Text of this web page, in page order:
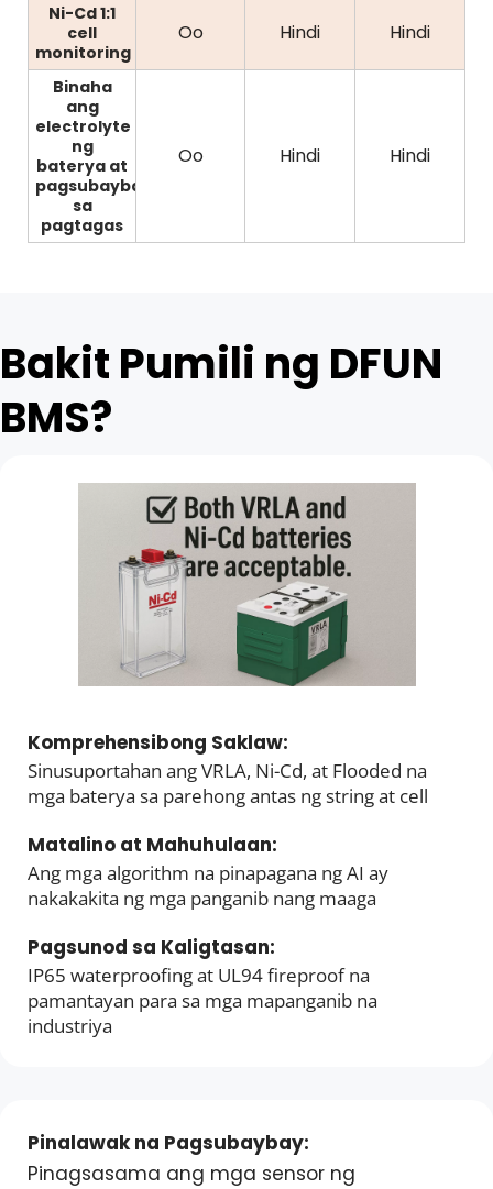
Ni-Cd 1:1
cell
monitoring
Oo Hindi Hindi
Binaha
ang
electrolyte
ng
baterya at
pagsubaybay
sa
pagtagas
Oo Hindi Hindi
Bakit Pumili ng DFUN
BMS?
Komprehensibong Saklaw:
Sinusuportahan ang VRLA, Ni-Cd, at Flooded na
mga baterya sa parehong antas ng string at cell
Matalino at Mahuhulaan:
Ang mga algorithm na pinapagana ng AI ay
nakakakita ng mga panganib nang maaga
Pagsunod sa Kaligtasan:
IP65 waterproofing at UL94 fireproof na
pamantayan para sa mga mapanganib na
industriya
Pinalawak na Pagsubaybay:
Pinagsasama ang mga sensor ng